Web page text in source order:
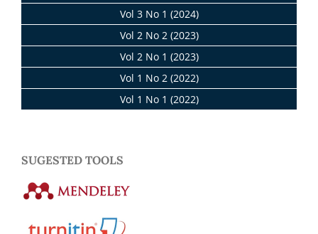
Vol 3 No 1 (2024)
Vol 2 No 2 (2023)
Vol 2 No 1 (2023)
Vol 1 No 2 (2022)
Vol 1 No 1 (2022)
SUGESTED TOOLS